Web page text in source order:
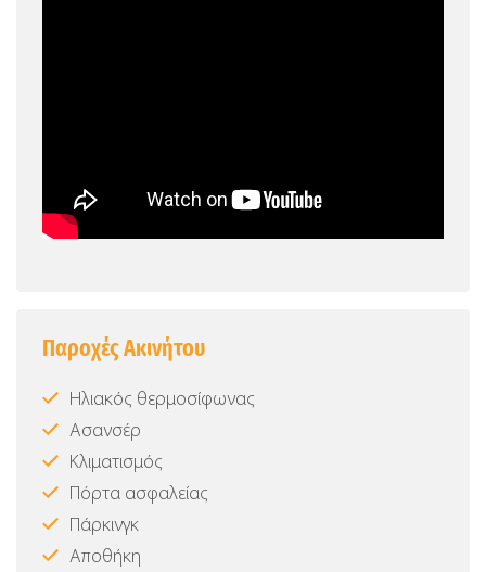
Παροχές Ακινήτου
Ηλιακός θερμοσίφωνας
Ασανσέρ
Κλιματισμός
Πόρτα ασφαλείας
Πάρκινγκ
Αποθήκη